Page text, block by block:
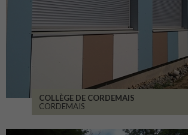
COLLÈGE DE CORDEMAIS
CORDEMAIS